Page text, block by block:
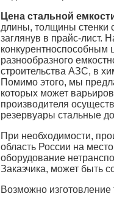
Цена стальной
длины, толщины стенки
заглянув в прайс-лист.
конкурентноспособным
разнообразного
строительства АЗС, в
Помимо этого, мы
которых может
производителя
резервуары стальные
При необходимости,
область России на
оборудование
Заказчика, может быть
Возможно изготовление